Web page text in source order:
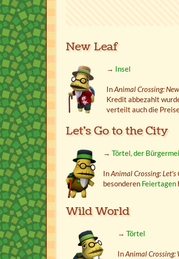
New Leaf
→ Insel
InAnimal Crossing:
Kredit abbezahlt
verteilt auch die
Let's Go to the City
→ Törtel, der
InAnimal Crossing: Let's
besonderen Feiertagen
Wild World
→ Törtel
InAnimal Crossing: